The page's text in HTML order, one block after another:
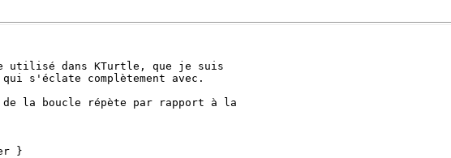
utilisé dans KTurtle, que je suis
s'éclate complètement avec.
la boucle répète par rapport à la
}